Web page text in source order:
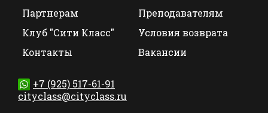
Партнерам
Преподавателям
Клуб "Сити Класс"
Условия возврата
Контакты
Вакансии
+7 (925) 517-61-91
cityclass@cityclass.ru